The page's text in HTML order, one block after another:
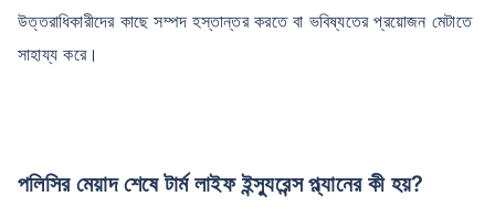
উত্তরাধিকারীদের কাছে সম্পদ হস্তান্তর করতে বা ভবিষ্যতের প্রয়োজন মেটাতে
সাহায্য করে।
পলিসির মেয়াদ শেষে টার্ম লাইফ ইন্স্যুরেন্স প্ল্যানের কী হয়?